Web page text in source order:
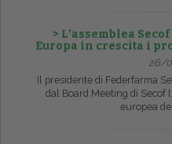
> L’assemblea
Europa in crescita i
26/
Il presidente di Federfarma
dal Board Meeting di Secof
europea